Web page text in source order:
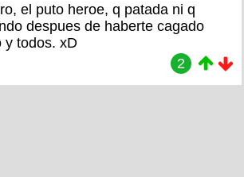
el puto heroe, q patada ni q
despues de haberte cagado
y todos. xD
2